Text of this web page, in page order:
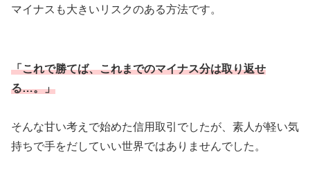
マイナスも大きいリスクのある方法です。
「これで勝てば、これまでのマイナス分は取り返せ
る…。」
そんな甘い考えで始めた信用取引でしたが、素人が軽い気
持ちで手をだしていい世界ではありませんでした。